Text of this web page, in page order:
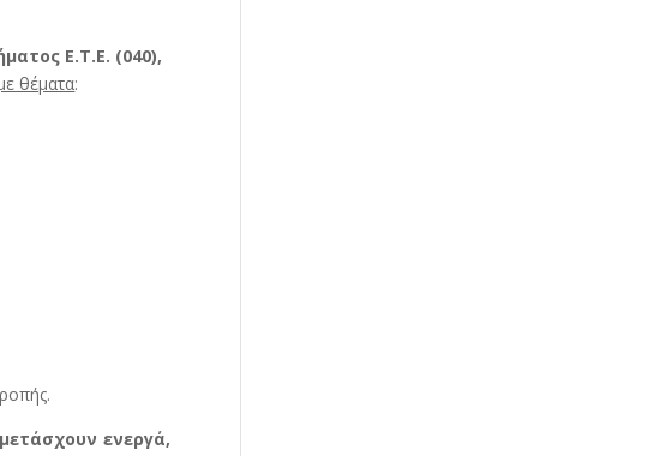
Ε.Τ.Ε. (040),
θέματα:
ενεργά,